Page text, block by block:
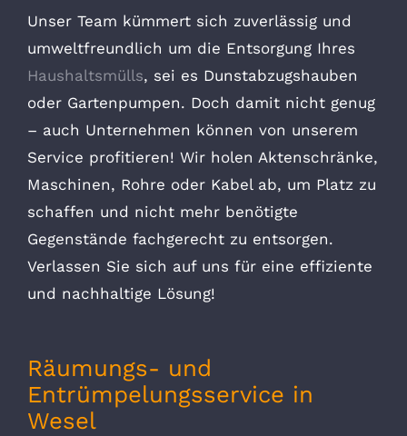
Unser Team kümmert sich zuverlässig und
umweltfreundlich um die Entsorgung Ihres
Haushaltsmülls, sei es Dunstabzugshauben
oder Gartenpumpen. Doch damit nicht genug
– auch Unternehmen können von unserem
Service profitieren! Wir holen Aktenschränke,
Maschinen, Rohre oder Kabel ab, um Platz zu
schaffen und nicht mehr benötigte
Gegenstände fachgerecht zu entsorgen.
Verlassen Sie sich auf uns für eine effiziente
und nachhaltige Lösung!
Räumungs- und
Entrümpelungsservice in
Wesel